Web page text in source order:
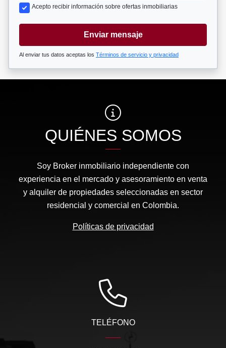
Acepto recibir información sobre ofertas inmobiliarias
Enviar mensaje
Al enviar tus datos aceptas los Términos de servicio y privacidad
QUIÉNES SOMOS
Soy Broker inmobiliario independiente con
experiencia en el mercado y asesoramiento en venta
y alquiler de propiedades seleccionadas en sector
residencial y comercial en Colombia.
Políticas de privacidad
TELÉFONO